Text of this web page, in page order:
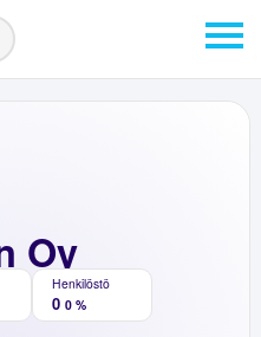
Oy
Henkilöstö
0 0 %